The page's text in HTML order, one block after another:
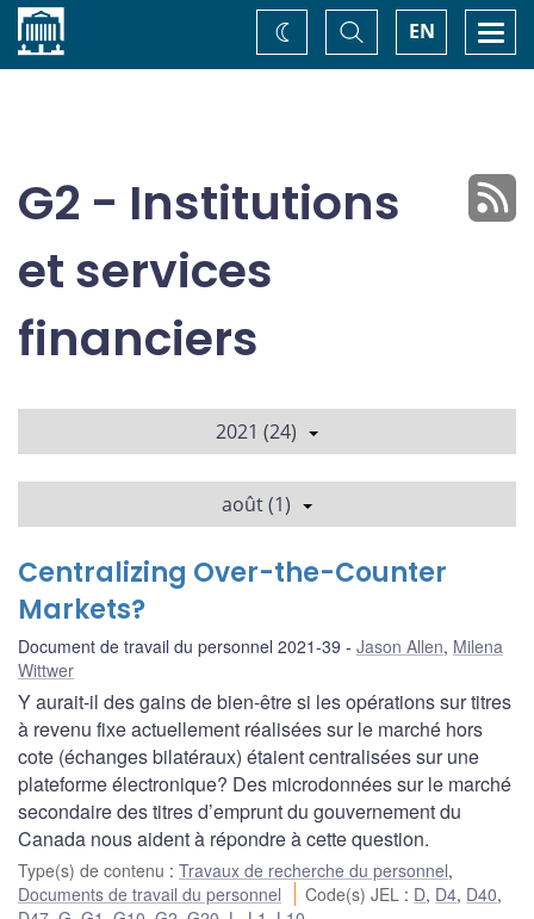
Accueil EN
Basculer
la
recherche
Changez
de
G2 - Institutions
et services
financiers
2021 (24)
août (1)
Centralizing Over-the-Counter
Markets?
Document de travail du personnel 2021-39 Jason Allen, Milena
Wittwer
Y aurait-il des gains de bien-être si les opérations sur titres
à revenu fixe actuellement réalisées sur le marché hors
cote (échanges bilatéraux) étaient centralisées sur une
plateforme électronique? Des microdonnées sur le marché
secondaire des titres d’emprunt du gouvernement du
Canada nous aident à répondre à cette question.
Type(s) de contenu : Travaux de recherche du personnel,
Documents de travail du personnel
Code(s) JEL : D, D4, D40,